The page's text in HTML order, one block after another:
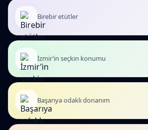
Birebir etütler
İzmir’in seçkin konumu
Başarıya odaklı donanım